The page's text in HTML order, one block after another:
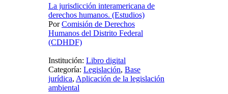
La jurisdicción interamericana de
derechos humanos. (Estudios)
PorComisión de Derechos
Humanos del Distrito Federal
(CDHDF)
Institución: Libro digital
Categoría: Legislación, Base
jurídica, Aplicación de la legislación
ambiental